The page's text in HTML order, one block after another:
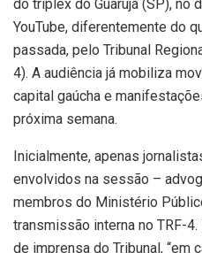
do triplex do Guarujá (SP), no
YouTube, diferentemente do
passada, pelo Tribunal
4). A audiência já mobiliza
capital gaúcha e
próxima semana.
Inicialmente, apenas
envolvidos na sessão –
membros do Ministério
transmissão interna no TRF-
de imprensa do Tribunal, “em